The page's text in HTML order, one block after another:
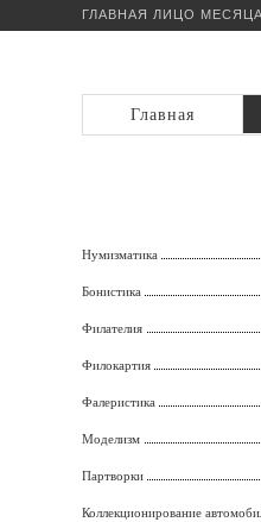
ГЛАВНАЯ ЛИЦО МЕСЯЦА
Главная
Нумизматика
Бонистика
Филателия
Филокартия
Фалеристика
Моделизм
Партворки
Коллекционирование